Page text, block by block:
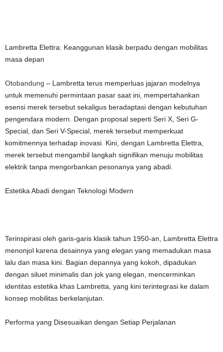
Lambretta Elettra: Keanggunan klasik berpadu dengan mobilitas
masa depan
Otobandung – Lambretta terus memperluas jajaran modelnya
untuk memenuhi permintaan pasar saat ini, mempertahankan
esensi merek tersebut sekaligus beradaptasi dengan kebutuhan
pengendara modern. Dengan proposal seperti Seri X, Seri G-
Special, dan Seri V-Special, merek tersebut memperkuat
komitmennya terhadap inovasi. Kini, dengan Lambretta Elettra,
merek tersebut mengambil langkah signifikan menuju mobilitas
elektrik tanpa mengorbankan pesonanya yang abadi.
Estetika Abadi dengan Teknologi Modern
Terinspirasi oleh garis-garis klasik tahun 1950-an, Lambretta Elettra
menonjol karena desainnya yang elegan yang memadukan masa
lalu dan masa kini. Bagian depannya yang kokoh, dipadukan
dengan siluet minimalis dan jok yang elegan, mencerminkan
identitas estetika khas Lambretta, yang kini terintegrasi ke dalam
konsep mobilitas berkelanjutan.
Performa yang Disesuaikan dengan Setiap Perjalanan